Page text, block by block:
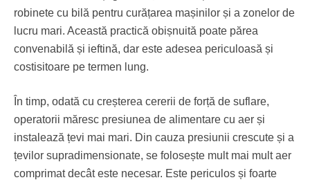
robinete cu bilă pentru curățarea mașinilor și a zonelor de
lucru mari. Această practică obișnuită poate părea
convenabilă și ieftină, dar este adesea periculoasă și
costisitoare pe termen lung.
În timp, odată cu creșterea cererii de forță de suflare,
operatorii măresc presiunea de alimentare cu aer și
instalează țevi mai mari. Din cauza presiunii crescute și a
țevilor supradimensionate, se folosește mult mai mult aer
comprimat decât este necesar. Este periculos și foarte